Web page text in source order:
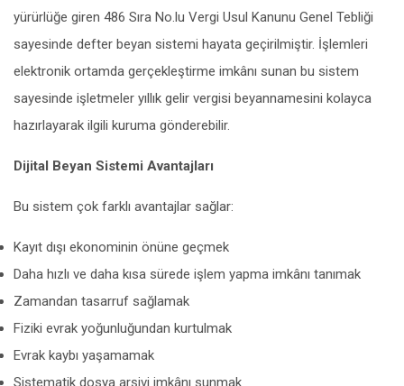
yürürlüğe giren 486 Sıra No.lu Vergi Usul Kanunu Genel Tebliği
sayesinde defter beyan sistemi hayata geçirilmiştir. İşlemleri
elektronik ortamda gerçekleştirme imkânı sunan bu sistem
sayesinde işletmeler yıllık gelir vergisi beyannamesini kolayca
hazırlayarak ilgili kuruma gönderebilir.
Dijital Beyan Sistemi Avantajları
Bu sistem çok farklı avantajlar sağlar:
Kayıt dışı ekonominin önüne geçmek
Daha hızlı ve daha kısa sürede işlem yapma imkânı tanımak
Zamandan tasarruf sağlamak
Fiziki evrak yoğunluğundan kurtulmak
Evrak kaybı yaşamamak
Sistematik dosya arşivi imkânı sunmak